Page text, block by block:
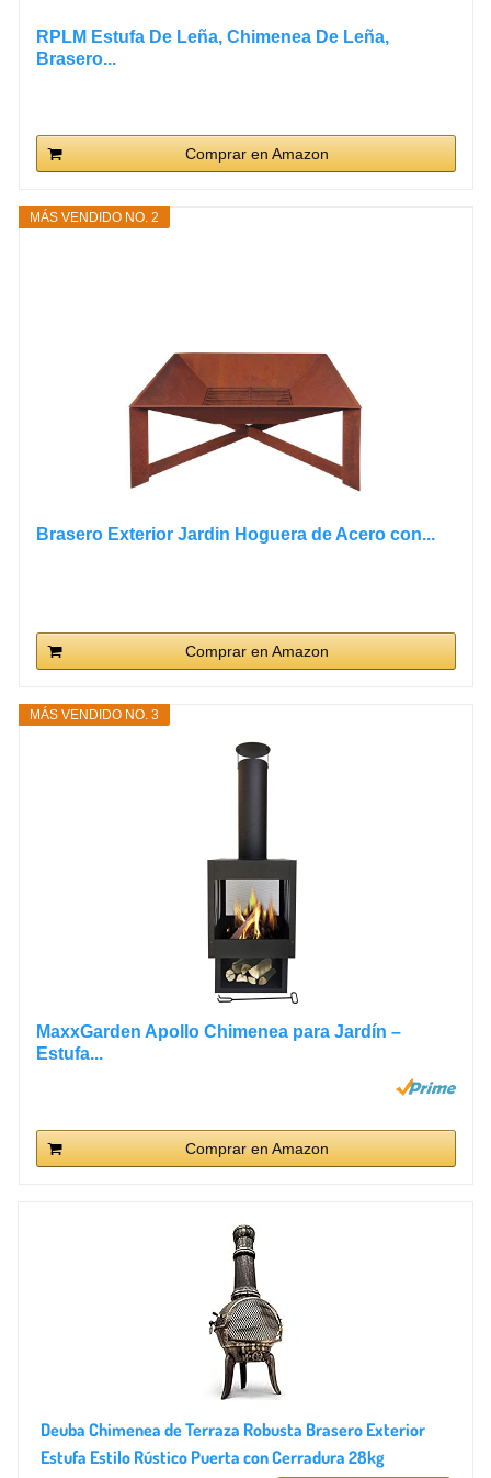
RPLM Estufa De Leña, Chimenea De Leña,
Brasero...
Comprar en Amazon
MÁS VENDIDO NO. 2
Brasero Exterior Jardin Hoguera de Acero con...
Comprar en Amazon
MÁS VENDIDO NO. 3
MaxxGarden Apollo Chimenea para Jardín –
Estufa...
Comprar en Amazon
Deuba Chimenea de Terraza Robusta Brasero Exterior
Estufa Estilo Rústico Puerta con Cerradura 28kg